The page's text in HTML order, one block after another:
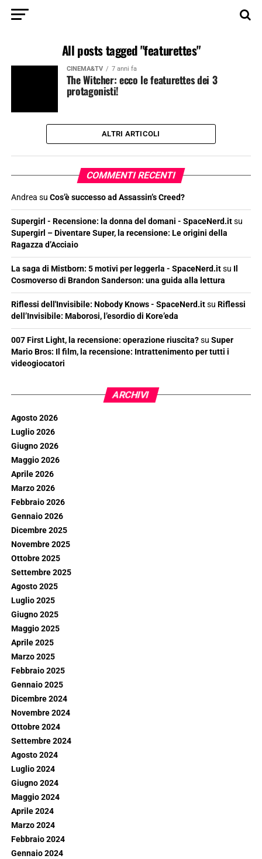
All posts tagged "featurettes"
CINEMA&TV 7 anni fa
The Witcher: ecco le featurettes dei 3
protagonisti!
ALTRI ARTICOLI
COMMENTI RECENTI
Andrea su Cos’è successo ad Assassin’s Creed?
Supergirl - Recensione: la donna del domani - SpaceNerd.itsu
Supergirl – Diventare Super, la recensione: Le origini della
Ragazza d’Acciaio
La saga di Mistborn: 5 motivi per leggerla - SpaceNerd.itsu Il
Cosmoverso di Brandon Sanderson: una guida alla lettura
Riflessi dell'Invisibile: Nobody Knows - SpaceNerd.itsu Riflessi
dell’Invisibile: Maborosi, l’esordio di Kore’eda
007 First Light, la recensione: operazione riuscita?su Super
Mario Bros: Il film, la recensione: Intrattenimento per tutti i
videogiocatori
ARCHIVI
Agosto 2026
Luglio 2026
Giugno 2026
Maggio 2026
Aprile 2026
Marzo 2026
Febbraio 2026
Gennaio 2026
Dicembre 2025
Novembre 2025
Ottobre 2025
Settembre 2025
Agosto 2025
Luglio 2025
Giugno 2025
Maggio 2025
Aprile 2025
Marzo 2025
Febbraio 2025
Gennaio 2025
Dicembre 2024
Novembre 2024
Ottobre 2024
Settembre 2024
Agosto 2024
Luglio 2024
Giugno 2024
Maggio 2024
Aprile 2024
Marzo 2024
Febbraio 2024
Gennaio 2024